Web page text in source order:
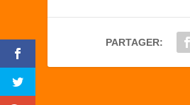
b
o
d
o
PARTAGER: